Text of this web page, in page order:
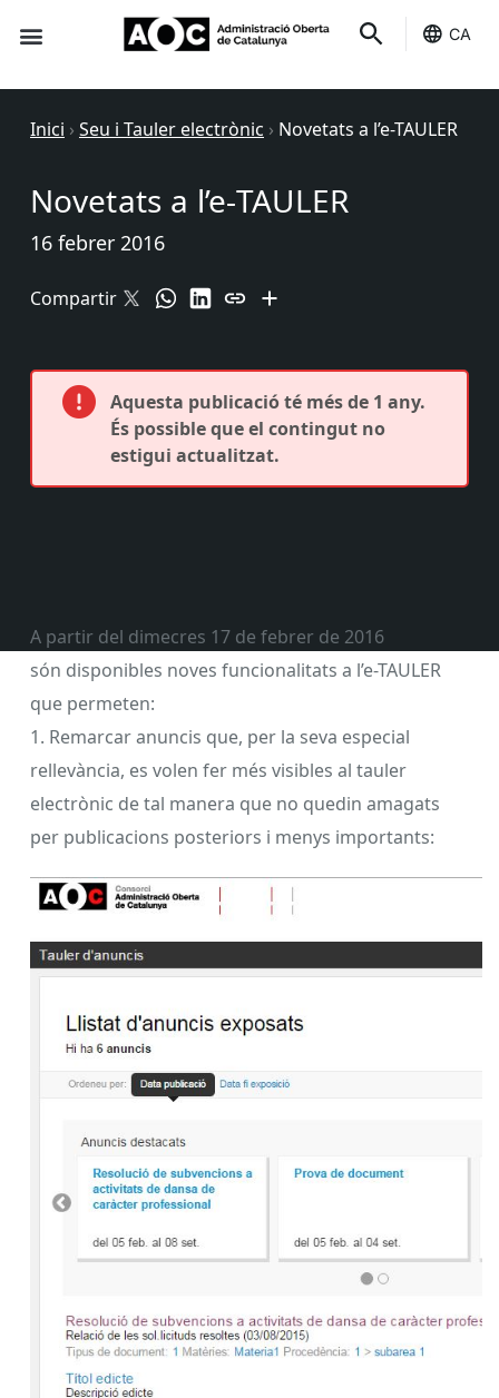
CA
Inici › Seu i Tauler electrònic › Novetats a l’e-TAULER
Novetats a l’e-TAULER
16 febrer 2016
Compartir
Aquesta publicació té més de 1 any.
És possible que el contingut no
estigui actualitzat.
A partir del dimecres 17 de febrer de 2016
són disponibles noves funcionalitats a l’e-TAULER
que permeten:
1. Remarcar anuncis que, per la seva especial
rellevància, es volen fer més visibles al tauler
electrònic de tal manera que no quedin amagats
per publicacions posteriors i menys importants: